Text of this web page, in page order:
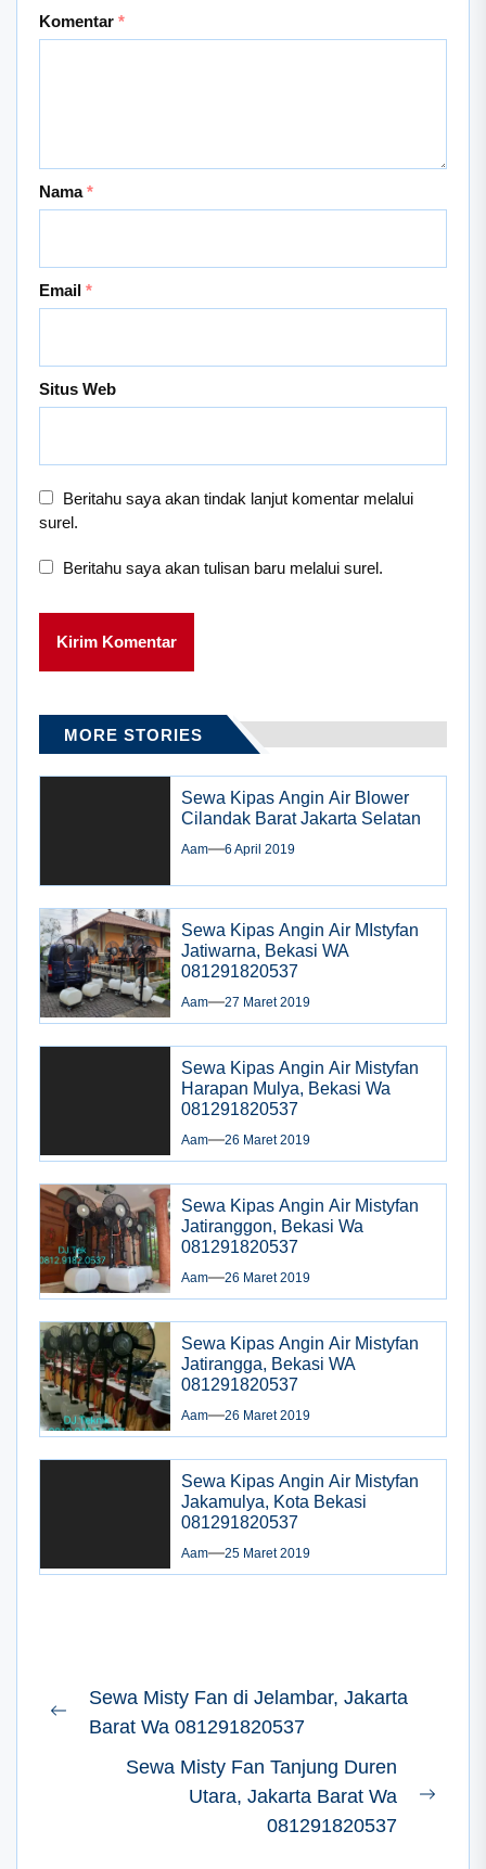
Komentar *
Nama*
Email *
Situs Web
Beritahu saya akan tindak lanjut komentar melalui
surel.
Beritahu saya akan tulisan baru melalui surel.
MORE STORIES
Sewa Kipas Angin Air Blower
Cilandak Barat Jakarta Selatan
Aam 6 April 2019
Sewa Kipas Angin Air MIstyfan
Jatiwarna, Bekasi WA
081291820537
Aam 27 Maret 2019
Sewa Kipas Angin Air Mistyfan
Harapan Mulya, Bekasi Wa
081291820537
Aam 26 Maret 2019
Sewa Kipas Angin Air Mistyfan
Jatiranggon, Bekasi Wa
081291820537
Aam 26 Maret 2019
Sewa Kipas Angin Air Mistyfan
Jatirangga, Bekasi WA
081291820537
Aam 26 Maret 2019
Sewa Kipas Angin Air Mistyfan
Jakamulya, Kota Bekasi
081291820537
Aam 25 Maret 2019
Navigasi
pos
Previous
Sewa Misty Fan di Jelambar, Jakarta
Barat Wa 081291820537
Sewa Misty Fan Tanjung Duren
Utara, Jakarta Barat Wa
081291820537